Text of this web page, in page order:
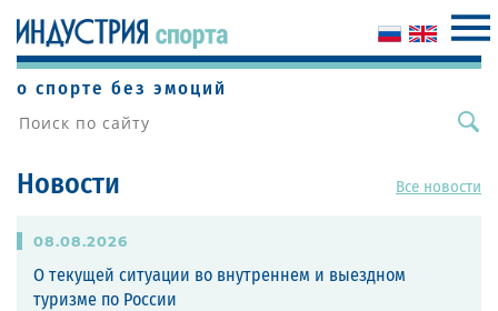
о спорте без эмоций
Новости Все новости
08.08.2026
О текущей ситуации во внутреннем и выездном
туризме по России